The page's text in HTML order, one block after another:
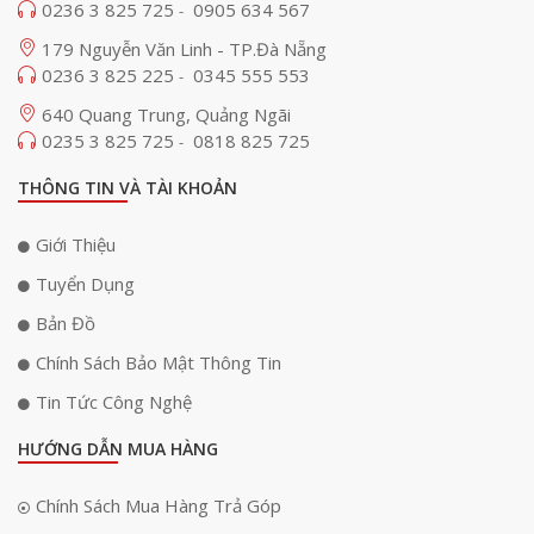
Với triết lý âm thanh cân bằng và sống động đặc trưng
của Bose, SoundLink Plus không chỉ đơn thuần là một
chiếc loa Bluetooth di động. Nó được thiết kế dành cho
những người yêu nhạc thực thụ, cần một thiết bị mạnh
mẽ - linh hoạt - và đẹp mắt để sử dụng cả trong nhà lẫn
ngoài trời.
>>>>>Xem thêm BST mẫu loa di động - Bose bán chạy
0236 3 825 725 - 0905 634 567
179 Nguyễn Văn Linh - TP.Đà Nẵng
0236 3 825 225 - 0345 555 553
640 Quang Trung, Quảng Ngãi
0235 3 825 725 - 0818 825 725
THÔNG TIN VÀ TÀI KHOẢN
Giới Thiệu
Tuyển Dụng
Bản Đồ
Chính Sách Bảo Mật Thông Tin
Tin Tức Công Nghệ
HƯỚNG DẪN MUA HÀNG
Chính Sách Mua Hàng Trả Góp